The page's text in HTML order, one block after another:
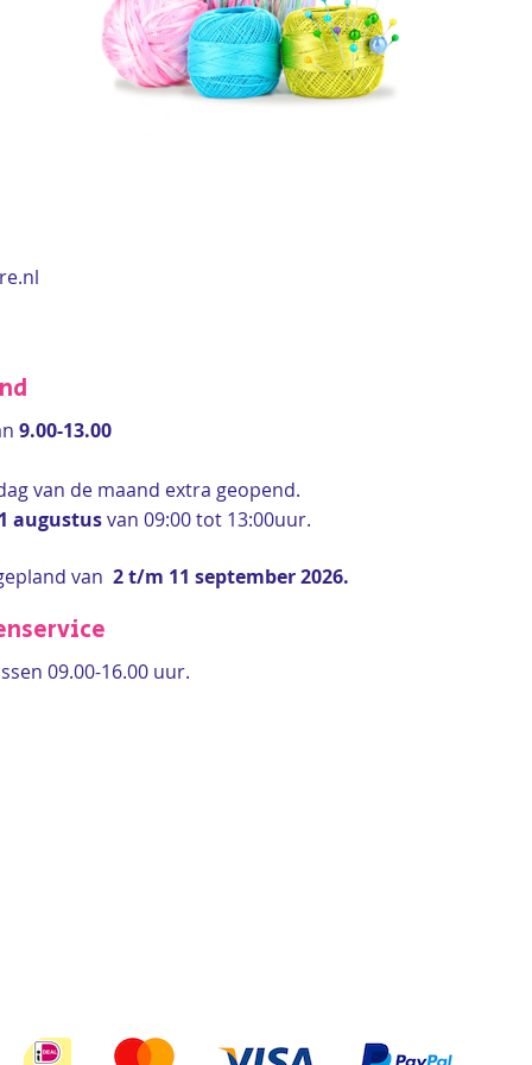
9.00-13.00
van de maand extra geopend.
augustusvan 09:00 tot 13:00uur.
van 2 t/m 11 september 2026.
09.00-16.00 uur.